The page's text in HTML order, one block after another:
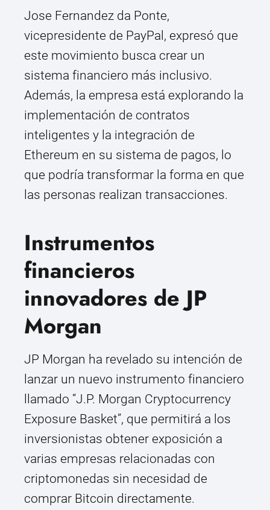
Jose Fernandez da Ponte,
vicepresidente de PayPal, expresó que
este movimiento busca crear un
sistema financiero más inclusivo.
Además, la empresa está explorando la
implementación de contratos
inteligentes y la integración de
Ethereum en su sistema de pagos, lo
que podría transformar la forma en que
las personas realizan transacciones.
Instrumentos
financieros
innovadores de JP
Morgan
JP Morgan ha revelado su intención de
lanzar un nuevo instrumento financiero
llamado “J.P. Morgan Cryptocurrency
Exposure Basket”, que permitirá a los
inversionistas obtener exposición a
varias empresas relacionadas con
criptomonedas sin necesidad de
comprar Bitcoin directamente.